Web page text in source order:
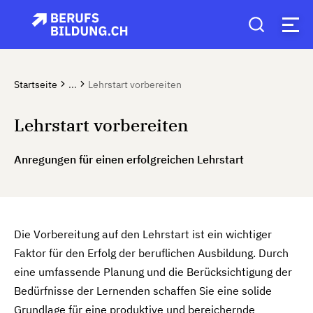
Startseite ... Lehrstart vorbereiten
Lehrstart vorbereiten
Anregungen für einen erfolgreichen Lehrstart
Die Vorbereitung auf den Lehrstart ist ein wichtiger
Faktor für den Erfolg der beruflichen Ausbildung. Durch
eine umfassende Planung und die Berücksichtigung der
Bedürfnisse der Lernenden schaffen Sie eine solide
Grundlage für eine produktive und bereichernde